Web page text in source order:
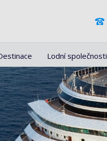
Lodní společnosti